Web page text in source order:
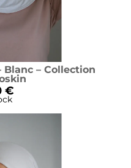
Blanc – Collection
€